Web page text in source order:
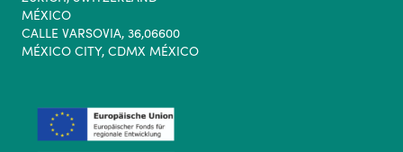
MÉXICO
CALLE VARSOVIA, 36,06600
MÉXICO CITY, CDMX MÉXICO